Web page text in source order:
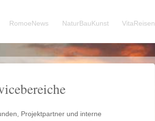
RomoeNews NaturBauKunst VitaReisen
Projektpartner und interne